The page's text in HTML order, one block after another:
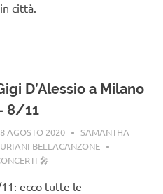
città.
D’Alessio a Milano
8/11
AGOSTO 2020
SAMANTHA
BELLACANZONE
🎤
11: ecco tutte le